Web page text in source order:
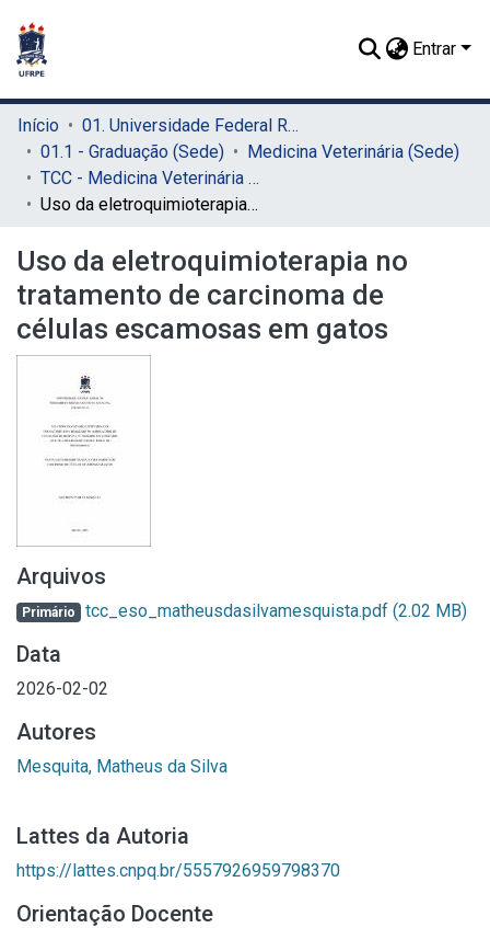
Entrar
Início
01. Universidade Federal Rural de Pernambuco - UFRPE (Sede)
01.1 - Graduação (Sede)
Medicina Veterinária (Sede)
TCC - Medicina Veterinária (Sede)
Uso da eletroquimioterapia no tratamento de carcinoma de células escamosas em gatos
Uso da eletroquimioterapia no
tratamento de carcinoma de
células escamosas em gatos
Arquivos
Primário tcc_eso_matheusdasilvamesquista.pdf (2.02 MB)
Data
2026-02-02
Autores
Mesquita, Matheus da Silva
Lattes da Autoria
https://lattes.cnpq.br/5557926959798370
Orientação Docente